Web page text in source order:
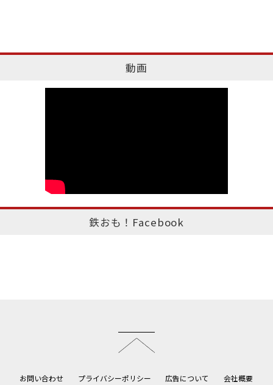
動画
鉄おも！Facebook
お問い合わせ プライバシーポリシー 広告について 会社概要